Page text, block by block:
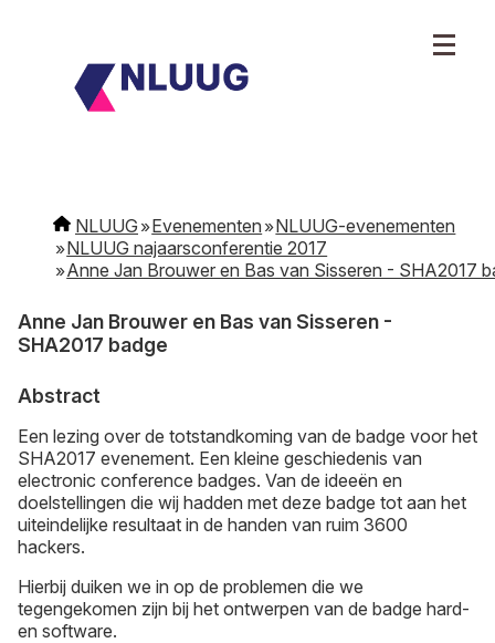
NLUUG Evenementen
NLUUG-evenementen
NLUUG najaarsconferentie 2017
Anne Jan Brouwer en Bas van Sisseren - SHA2017
Anne Jan Brouwer en Bas van Sisseren -
SHA2017 badge
Abstract
Een lezing over de totstandkoming van de badge voor het
SHA2017 evenement. Een kleine geschiedenis van
electronic conference badges. Van de ideeën en
doelstellingen die wij hadden met deze badge tot aan het
uiteindelijke resultaat in de handen van ruim 3600
hackers.
Hierbij duiken we in op de problemen die we
tegengekomen zijn bij het ontwerpen van de badge hard-
en software.